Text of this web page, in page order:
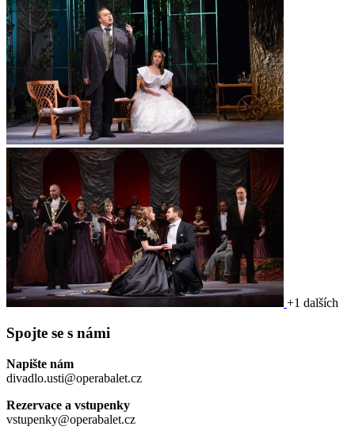
+1 dalších
Spojte se s námi
Napište nám
divadlo.usti@operabalet.cz
Rezervace a vstupenky
vstupenky@operabalet.cz